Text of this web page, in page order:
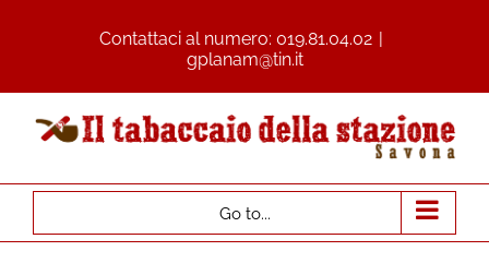
Contattaci al numero: 019.81.04.02 |
gplanam@tin.it
Go to...